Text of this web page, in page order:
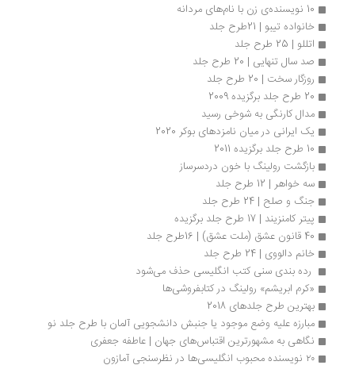
10 نویسنده‌ی زن با نام‌های مردانه
خانواده تیبو | 21طرح جلد
اتللو | 25 طرح جلد
صد سال تنهایی | 20 طرح جلد
روزگار سخت | 20 طرح جلد
20 طرح جلد برگزیده 2009
مدال کارنگی به شوخی رسید
یک ایرانی در میان نامزدهای بوکر 2020
10 طرح جلد برگزیده 2011
بازگشت رولینگ با خون دردسرساز
سه خواهر | 12 طرح جلد
جنگ و صلح | 24 طرح جلد
پیتر کامنزیند | 17 طرح جلد برگزیده
40 قانون عشق (ملت عشق) | 16طرح جلد
خانم دالووی | 24 طرح جلد
رده بندی سنی کتب انگلیسی حذف می‌شود
«کرم ابریشم» رولینگ در کتابفروشی‌ها
بهترین طرح جلدهای 2018
مبارزه علیه وضع موجود یا جنبش دانشجویی آلمان با طرح جلد نو
نگاهی به مشهورترین‌ اقتباس‌های جهان | عاطفه جعفری
۲۰ نویسنده محبوب انگلیسی‌ها در نظرسنجی آمازون